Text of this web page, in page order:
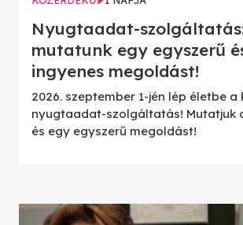
Nyugtaadat-
mutatunk egy egyszerű
ingyenes megoldást!
2026. szeptember 1-jén lép életbe a
nyugtaadat-szolgáltatás! Mutatjuk
és egy egyszerű megoldást!